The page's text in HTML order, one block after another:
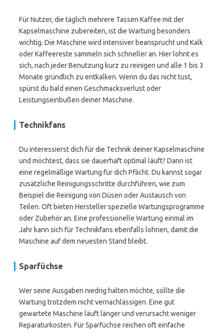
Für Nutzer, die täglich mehrere Tassen Kaffee mit der
Kapselmaschine zubereiten, ist die Wartung besonders
wichtig. Die Maschine wird intensiver beansprucht und Kalk
oder Kaffeereste sammeln sich schneller an. Hier lohnt es
sich, nach jeder Benutzung kurz zu reinigen und alle 1 bis 3
Monate gründlich zu entkalken. Wenn du das nicht tust,
spürst du bald einen Geschmacksverlust oder
Leistungseinbußen deiner Maschine.
Technikfans
Du interessierst dich für die Technik deiner Kapselmaschine
und möchtest, dass sie dauerhaft optimal läuft? Dann ist
eine regelmäßige Wartung für dich Pflicht. Du kannst sogar
zusätzliche Reinigungsschritte durchführen, wie zum
Beispiel die Reinigung von Düsen oder Austausch von
Teilen. Oft bieten Hersteller spezielle Wartungsprogramme
oder Zubehör an. Eine professionelle Wartung einmal im
Jahr kann sich für Technikfans ebenfalls lohnen, damit die
Maschine auf dem neuesten Stand bleibt.
Sparfüchse
Wer seine Ausgaben niedrig halten möchte, sollte die
Wartung trotzdem nicht vernachlässigen. Eine gut
gewartete Maschine läuft länger und verursacht weniger
Reparaturkosten. Für Sparfüchse reichen oft einfache